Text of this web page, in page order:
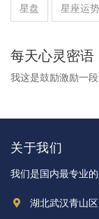
星盘 星座运势
每天心灵密语
我这是鼓励激励一
关于我们
我们是国内最专业
湖北武汉青山区